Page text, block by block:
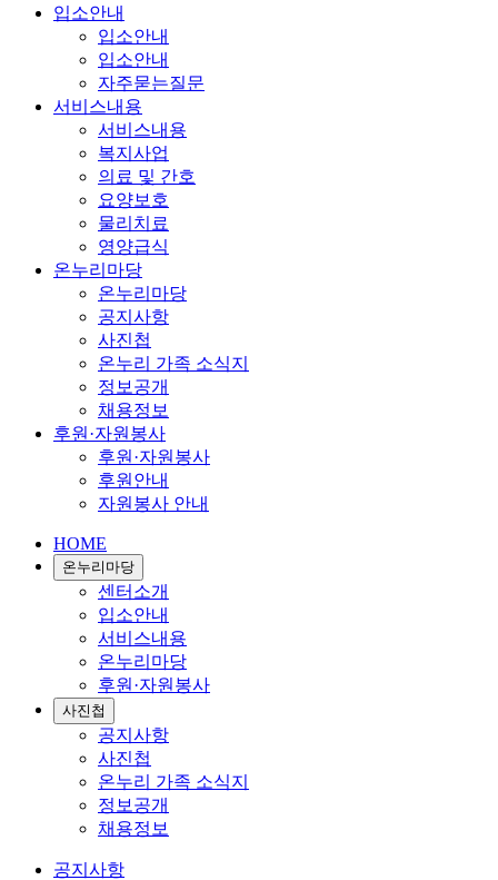
입소안내
입소안내
입소안내
자주묻는질문
서비스내용
서비스내용
복지사업
의료 및 간호
요양보호
물리치료
영양급식
온누리마당
온누리마당
공지사항
사진첩
온누리 가족 소식지
정보공개
채용정보
후원·자원봉사
후원·자원봉사
후원안내
자원봉사 안내
HOME
온누리마당
센터소개
입소안내
서비스내용
온누리마당
후원·자원봉사
사진첩
공지사항
사진첩
온누리 가족 소식지
정보공개
채용정보
공지사항